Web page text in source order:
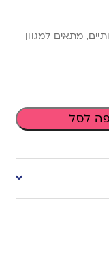
מתאים למגוון
לסל